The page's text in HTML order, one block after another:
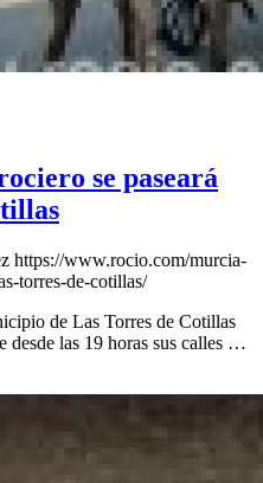
se paseará
https://www.rocio.com/murcia-
torres-de-cotillas/
de Las Torres de Cotillas
desde las 19 horas sus calles …